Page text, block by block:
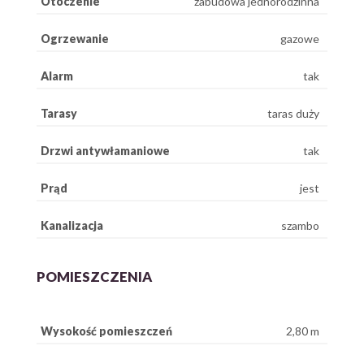
Ogrzewanie gazowe
Alarm tak
Tarasy taras duży
Drzwi antywłamaniowe tak
Prąd jest
Kanalizacja szambo
POMIESZCZENIA
Wysokość pomieszczeń 2,80 m